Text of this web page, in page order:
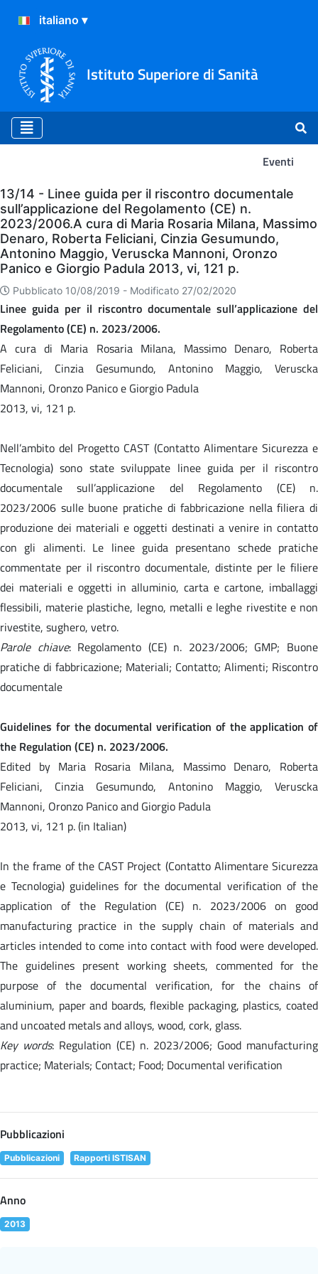
Istituto Superiore di Sanità
Eventi
Eventi
13/14 - Linee guida per il riscontro documentale
sull’applicazione del Regolamento (CE) n.
2023/2006.A cura di Maria Rosaria Milana, Massimo
Denaro, Roberta Feliciani, Cinzia Gesumundo,
Antonino Maggio, Veruscka Mannoni, Oronzo
Panico e Giorgio Padula 2013, vi, 121 p.
Pubblicato 10/08/2019 - Modificato 27/02/2020
Linee guida per il riscontro documentale sull’applicazione del
Regolamento (CE) n. 2023/2006.
A cura di Maria Rosaria Milana, Massimo Denaro, Roberta
Feliciani, Cinzia Gesumundo, Antonino Maggio, Veruscka
Mannoni, Oronzo Panico e Giorgio Padula
2013, vi, 121 p.
Nell’ambito del Progetto CAST (Contatto Alimentare Sicurezza e
Tecnologia) sono state sviluppate linee guida per il riscontro
documentale sull’applicazione del Regolamento (CE) n.
2023/2006 sulle buone pratiche di fabbricazione nella filiera di
produzione dei materiali e oggetti destinati a venire in contatto
con gli alimenti. Le linee guida presentano schede pratiche
commentate per il riscontro documentale, distinte per le filiere
dei materiali e oggetti in alluminio, carta e cartone, imballaggi
flessibili, materie plastiche, legno, metalli e leghe rivestite e non
rivestite, sughero, vetro.
Parole chiave: Regolamento (CE) n. 2023/2006; GMP; Buone
pratiche di fabbricazione; Materiali; Contatto; Alimenti; Riscontro
documentale
Guidelines for the documental verification of the application of
the Regulation (CE) n. 2023/2006.
Edited by Maria Rosaria Milana, Massimo Denaro, Roberta
Feliciani, Cinzia Gesumundo, Antonino Maggio, Veruscka
Mannoni, Oronzo Panico and Giorgio Padula
2013, vi, 121 p. (in Italian)
In the frame of the CAST Project (Contatto Alimentare Sicurezza
e Tecnologia) guidelines for the documental verification of the
application of the Regulation (CE) n. 2023/2006 on good
manufacturing practice in the supply chain of materials and
articles intended to come into contact with food were developed.
The guidelines present working sheets, commented for the
purpose of the documental verification, for the chains of
aluminium, paper and boards, flexible packaging, plastics, coated
and uncoated metals and alloys, wood, cork, glass.
Key words: Regulation (CE) n. 2023/2006; Good manufacturing
practice; Materials; Contact; Food; Documental verification
Pubblicazioni
Pubblicazioni Rapporti ISTISAN
Anno
2013